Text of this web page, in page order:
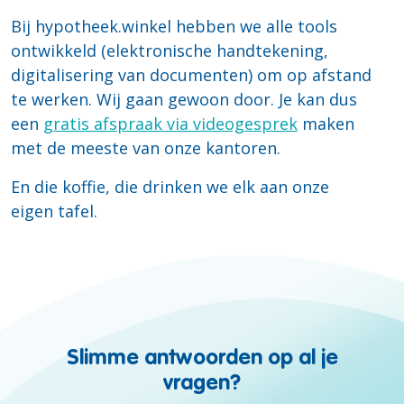
Bij hypotheek.winkel hebben we alle tools
ontwikkeld (elektronische handtekening,
digitalisering van documenten) om op afstand
te werken. Wij gaan gewoon door. Je kan dus
een gratis afspraak via videogesprek maken
met de meeste van onze kantoren.
En die koffie, die drinken we elk aan onze
eigen tafel.
Slimme antwoorden op al je
vragen?